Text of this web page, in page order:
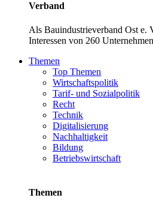
Verband
Als Bauindustrieverband Ost e.
Interessen von 260
Themen
Top Themen
Wirtschaftspolitik
Tarif- und Sozialpolitik
Recht
Technik
Digitalisierung
Nachhaltigkeit
Bildung
Betriebswirtschaft
Themen